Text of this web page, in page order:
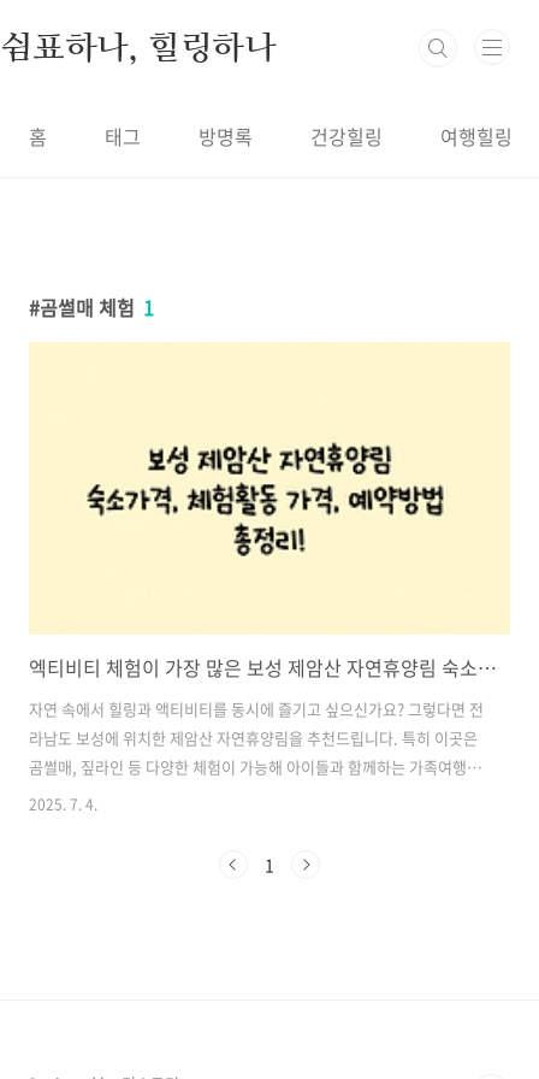
쉼표하나, 힐링하나
홈 태그 방명록 건강힐링 여행힐링
곰썰매 체험 1
엑티비티 체험이 가장 많은 보성 제암산 자연휴양림 숙소가격, 체험활동 가격, 예약방법 총정리! 곰썰매는 필수 체험
자연 속에서 힐링과 액티비티를 동시에 즐기고 싶으신가요? 그렇다면 전
라남도 보성에 위치한 제암산 자연휴양림을 추천드립니다. 특히 이곳은
곰썰매, 짚라인 등 다양한 체험이 가능해 아이들과 함께하는 가족여행지,
또는 연인과의 이색 데이트 장소로도 큰 인기를 끌고 있는데요. 오늘은
다! 목차1. 제암산 휴양림, 어떤 곳인가요? 2. 엑티비티 체험 종류 및 가
2025. 7. 4.
1